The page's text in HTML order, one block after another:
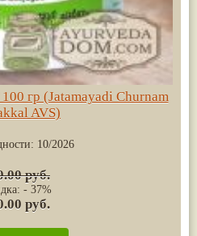
гр (Jatamayadi Churnam
AVS)
10/2026
руб.
- 37%
руб.